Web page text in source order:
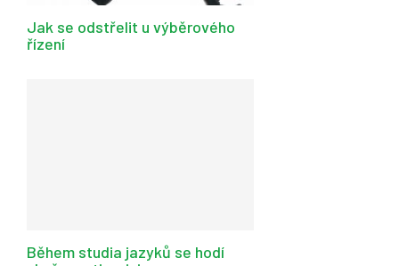
Jak se odstřelit u výběrového
řízení
Během studia jazyků se hodí